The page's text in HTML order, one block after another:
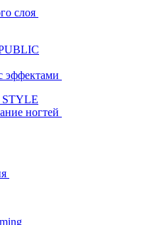
слоя
эффектами
ногтей